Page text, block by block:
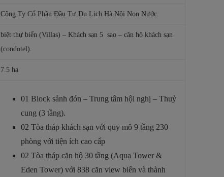
Công Ty Cổ Phần Đầu Tư Du Lịch Hà Nội Non Nước.
biệt thự biển (Villas) – Khách sạn 5 sao – căn hộ khách sạn
(condotel).
7.5 ha
01 Block sảnh đón – Trung tâm hội nghị – Thuỷ
cung (3 tầng).
02 Tòa tháp khách sạn với quy mô 9 tầng 230
phòng với tiện ích cao cấp
02 Tòa tháp căn hộ 30 tầng (Aqua Tower &
Eden Tower) với 838 căn view biển và thành